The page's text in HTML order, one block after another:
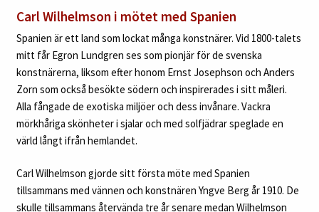
Carl Wilhelmson i mötet med Spanien
Spanien är ett land som lockat många konstnärer. Vid 1800-talets
mitt får Egron Lundgren ses som pionjär för de svenska
konstnärerna, liksom efter honom Ernst Josephson och Anders
Zorn som också besökte södern och inspirerades i sitt måleri.
Alla fångade de exotiska miljöer och dess invånare. Vackra
mörkhåriga skönheter i sjalar och med solfjädrar speglade en
värld långt ifrån hemlandet.
Carl Wilhelmson gjorde sitt första möte med Spanien
tillsammans med vännen och konstnären Yngve Berg år 1910. De
skulle tillsammans återvända tre år senare medan Wilhelmson